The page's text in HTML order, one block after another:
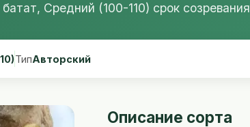
Средний (100-110) срок созревания
ТипАвторский
Описание сорта